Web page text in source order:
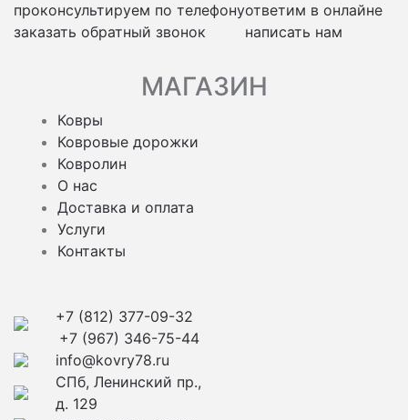
проконсультируем по телефону
заказать обратный звонок
ответим в онлайне
написать нам
МАГАЗИН
Ковры
Ковровые дорожки
Ковролин
О нас
Доставка и оплата
Услуги
Контакты
+7 (812) 377-09-32
+7 (967) 346-75-44
info@kovry78.ru
СПб, Ленинский пр.,
д. 129